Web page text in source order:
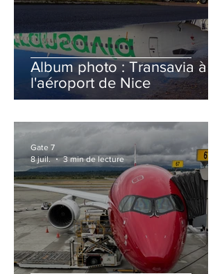
Album photo : Transavia à
l'aéroport de Nice
Gate 7
8 juil.
3 min de lecture